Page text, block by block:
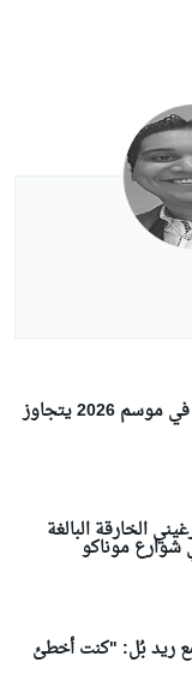
كولتارد: حظ راسل السيئ في موسم 2026 يتجاوز
الخارقة البالغة
ريد بُل: "كنت أخطئ